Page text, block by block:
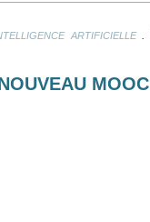
ARTIFICIELLE.
MOOC